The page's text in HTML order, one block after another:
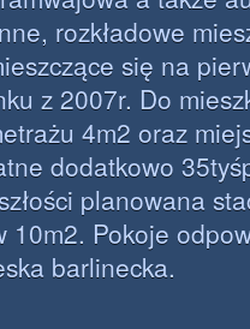
rozkładowe
się na
z 2007r. Do
4m2 oraz
dodatkowo
planowana
10m2. Pokoje
barlinecka.